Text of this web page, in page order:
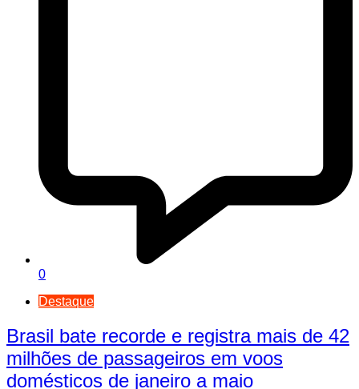
0
Destaque
Brasil bate recorde e registra mais de 42
milhões de passageiros em voos
domésticos de janeiro a maio